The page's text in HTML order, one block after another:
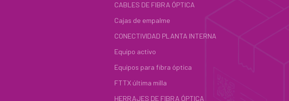
CABLES DE FIBRA ÓPTICA
Cajas de empalme
CONECTIVIDAD PLANTA INTERNA
Equipo activo
Equipos para fibra óptica
FTTX última milla
HERRAJES DE FIBRA ÓPTICA